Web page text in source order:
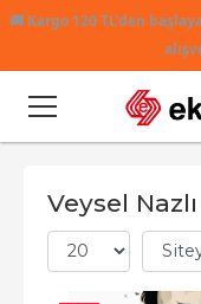
🚚 Kargo 120 TL'den
Veysel